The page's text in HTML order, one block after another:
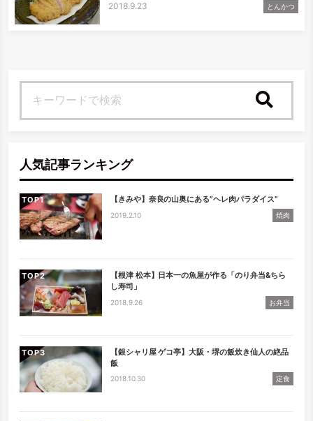
2018.9.23 とんかつ
人気記事ランキング
TOP 【きみや】奈良の山奥にある”ヘレ肉パラダイス”
2019.2.10 焼肉
TOP
【根津 松本】日本一の魚屋が作る「のり弁当&ちら
し寿司」
2018.9.26 お弁当
TOP
【銀シャリ屋 ゲコ亭】大阪・堺の飯炊き仙人の絶品
飯
2018.10.30 定食